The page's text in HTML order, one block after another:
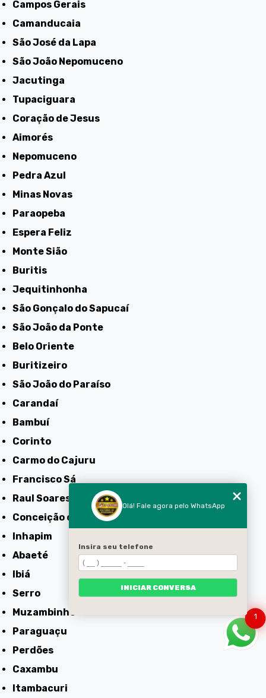
Campos Gerais
Camanducaia
São José da Lapa
São João Nepomuceno
Jacutinga
Tupaciguara
Coração de Jesus
Aimorés
Nepomuceno
Pedra Azul
Minas Novas
Paraopeba
Espera Feliz
Monte Sião
Buritis
Jequitinhonha
São Gonçalo do Sapucaí
São João da Ponte
Belo Oriente
Buritizeiro
São João do Paraíso
Carandaí
Bambuí
Corinto
Carmo do Cajuru
Francisco Sá
Raul Soares
Conceição do Mato Dentro
Inhapim
Abaeté
Ibiá
Serro
Muzambinho
Paraguaçu
Perdões
Caxambu
Itambacuri
1
Olá! Fale agora pelo WhatsApp
Insira seu telefone
INICIAR CONVERSA